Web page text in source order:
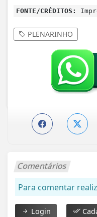
FONTE/CRÉDITOS:
PLENARINHO
Comentários
Para comentar
Login